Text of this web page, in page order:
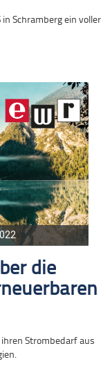
Schramberg ein voller
die
ihren Strombedarf aus